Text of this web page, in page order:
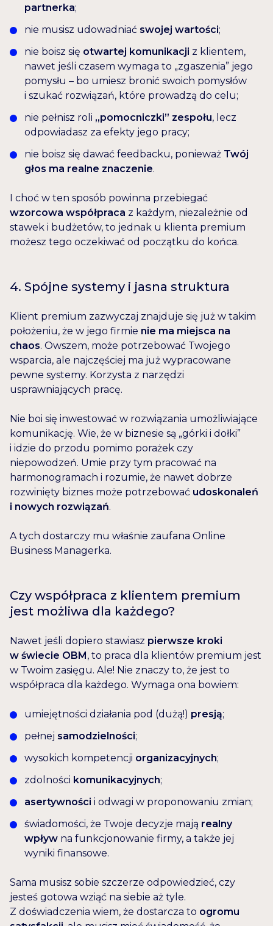
partnerka;
nie musisz udowadniać swojej wartości;
nie boisz się otwartej komunikacji z klientem,
nawet jeśli czasem wymaga to „zgaszenia” jego
pomysłu – bo umiesz bronić swoich pomysłów
i szukać rozwiązań, które prowadzą do celu;
nie pełnisz roli „pomocniczki” zespołu, lecz
odpowiadasz za efekty jego pracy;
nie boisz się dawać feedbacku, ponieważ Twój
głos ma realne znaczenie.
I choć w ten sposób powinna przebiegać
wzorcowa współpraca z każdym, niezależnie od
stawek i budżetów, to jednak u klienta premium
możesz tego oczekiwać od początku do końca.
4. Spójne systemy i jasna struktura
Klient premium zazwyczaj znajduje się już w takim
położeniu, że w jego firmie nie ma miejsca na
chaos. Owszem, może potrzebować Twojego
wsparcia, ale najczęściej ma już wypracowane
pewne systemy. Korzysta z narzędzi
usprawniających pracę.
Nie boi się inwestować w rozwiązania umożliwiające
komunikację. Wie, że w biznesie są „górki i dołki”
i idzie do przodu pomimo porażek czy
niepowodzeń. Umie przy tym pracować na
harmonogramach i rozumie, że nawet dobrze
rozwinięty biznes może potrzebować udoskonaleń
i nowych rozwiązań.
A tych dostarczy mu właśnie zaufana Online
Business Managerka.
Czy współpraca z klientem premium
jest możliwa dla każdego?
Nawet jeśli dopiero stawiasz pierwsze kroki
w świecie OBM , to praca dla klientów premium jest
w Twoim zasięgu. Ale! Nie znaczy to, że jest to
współpraca dla każdego. Wymaga ona bowiem:
umiejętności działania pod (dużą!) presją;
pełnej samodzielności;
wysokich kompetencji organizacyjnych;
zdolności komunikacyjnych;
asertywności i odwagi w proponowaniu zmian;
świadomości, że Twoje decyzje mają realny
wpływ na funkcjonowanie firmy, a także jej
wyniki finansowe.
Sama musisz sobie szczerze odpowiedzieć, czy
jesteś gotowa wziąć na siebie aż tyle.
Z doświadczenia wiem, że dostarcza to ogromu